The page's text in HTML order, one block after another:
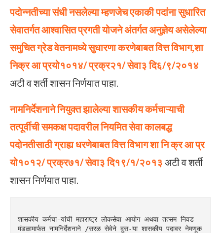
पदोन्नतीच्यासंधीनसलेल्याम्हणजेचएकाकीपदांनासुधारित
सेवातर्गतआश्वासितप्रगतीयोजनेअंतर्गतअनुज्ञेयअसेलेल्या
समुचितग्रेडवेतनामध्येसुधारणाकरणेबाबतवित्तविभाग,शा
निक्र आ प्रयो१०१४/ प्रक्र२१/ सेवा३ दि६/९/२०१४
अटी व शर्ती शासन निर्णयात पाहा.
नामनिर्देशनानेनियुक्तझालेल्याशासकीयकर्मचाऱ्याची
तत्पूर्वीचीसमकक्षपदावरीलनियमितसेवा कालबद्ध
पदोनतीसाठीग्राह्यधरणेबाबतवित्तविभागशानिक्र आ प्र
यो१०१२/ प्रक्र७१/ सेवा३ दि१९/१/२०१३ अटी व शर्ती
शासन निर्णयात पाहा.
शासकीय कर्मचा-यांची महाराष्ट्र लोकसेवा आयोग अथवा तत्सम निवड
मंडळामार्फत नामनिर्देशनाने /सरळ सेवेने दुस-या शासकीय पदावर नेमणूक